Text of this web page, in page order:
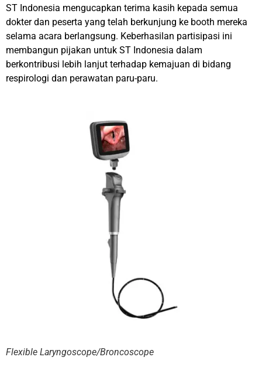
ST Indonesia mengucapkan terima kasih kepada semua
dokter dan peserta yang telah berkunjung ke booth mereka
selama acara berlangsung. Keberhasilan partisipasi ini
membangun pijakan untuk ST Indonesia dalam
berkontribusi lebih lanjut terhadap kemajuan di bidang
respirologi dan perawatan paru-paru.
Flexible Laryngoscope/Broncoscope